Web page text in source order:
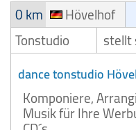
0 km
Hövelhof
Tonstudio
stellt
dance tonstudio
Komponiere,
Musik für Ihre